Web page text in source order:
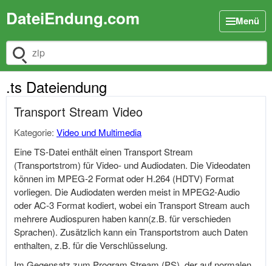
DateiEndung.com Menü
Dateiendung suchen
.ts Dateiendung
Transport Stream Video
Kategorie: Video und Multimedia
Eine TS-Datei enthält einen Transport Stream
(Transportstrom) für Video- und Audiodaten. Die Videodaten
können im MPEG-2 Format oder H.264 (HDTV) Format
vorliegen. Die Audiodaten werden meist in MPEG2-Audio
oder AC-3 Format kodiert, wobei ein Transport Stream auch
mehrere Audiospuren haben kann(z.B. für verschieden
Sprachen). Zusätzlich kann ein Transportstrom auch Daten
enthalten, z.B. für die Verschlüsselung.